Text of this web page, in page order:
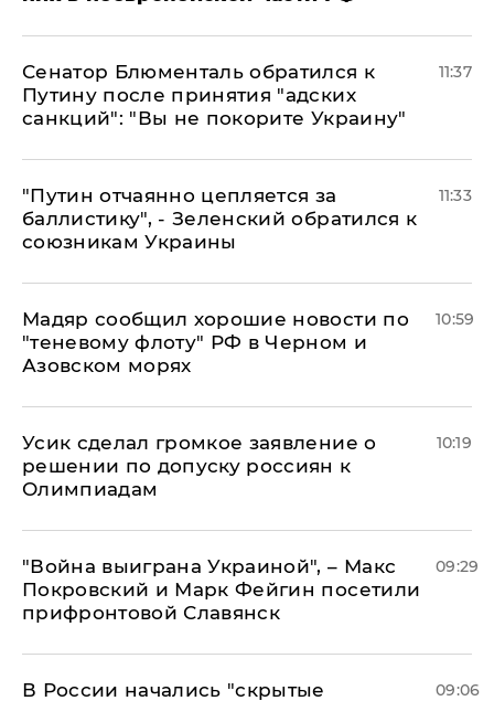
Сенатор Блюменталь обратился к
Путину после принятия "адских
санкций": "Вы не покорите Украину"
11:37
"Путин отчаянно цепляется за
баллистику", - Зеленский обратился к
союзникам Украины
11:33
Мадяр сообщил хорошие новости по
"теневому флоту" РФ в Черном и
Азовском морях
10:59
Усик сделал громкое заявление о
решении по допуску россиян к
Олимпиадам
10:19
"Война выиграна Украиной", – Макс
Покровский и Марк Фейгин посетили
прифронтовой Славянск
09:29
В России начались "скрытые
09:06